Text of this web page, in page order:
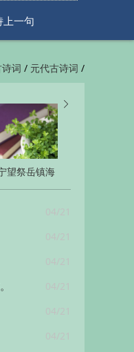
上一句
词 / 元代古诗词 /

望祭岳镇海
渎十七首
04/21
04/21
04/21
04/21
04/21
04/21